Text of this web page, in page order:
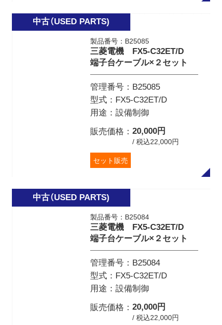
製品番号：B25085
三菱電機 FX5-C32ET/D
端子台ケーブル×２セット
管理番号
B25085
型式
FX5-C32ET/D
用途
設備制御
販売価格
20,000円
/ 税込22,000円
セット販売
製品番号：B25084
三菱電機 FX5-C32ET/D
端子台ケーブル×２セット
管理番号
B25084
型式
FX5-C32ET/D
用途
設備制御
販売価格
20,000円
/ 税込22,000円